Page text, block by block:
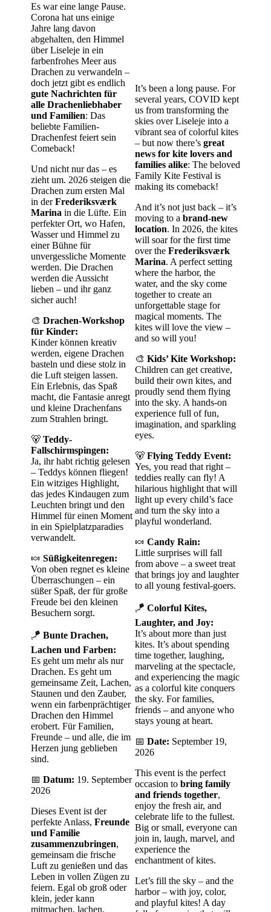
Es war eine lange Pause.
Corona hat uns einige
Jahre lang davon
abgehalten, den Himmel
über Liseleje in ein
farbenfrohes Meer aus
Drachen zu verwandeln –
doch jetzt gibt es endlich
gute Nachrichten für
alle Drachenliebhaber
und Familien: Das
beliebte Familien-
Drachenfest feiert sein
Comeback!
Und nicht nur das – es
zieht um. 2026 steigen die
Drachen zum ersten Mal
in derFrederiksværk
Marina in die Lüfte. Ein
perfekter Ort, wo Hafen,
Wasser und Himmel zu
einer Bühne für
unvergessliche Momente
werden. Die Drachen
werden die Aussicht
lieben – und ihr ganz
sicher auch!
🎨 Drachen-Workshop
für Kinder:
Kinder können kreativ
werden, eigene Drachen
basteln und diese stolz in
die Luft steigen lassen.
Ein Erlebnis, das Spaß
macht, die Fantasie anregt
und kleine Drachenfans
zum Strahlen bringt.
🐻 Teddy-
Fallschirmspingen:
Ja, ihr habt richtig gelesen
– Teddys können fliegen!
Ein witziges Highlight,
das jedes Kindaugen zum
Leuchten bringt und den
Himmel für einen Moment
in ein Spielplatzparadies
verwandelt.
🍬 Süßigkeitenregen:
Von oben regnet es kleine
Überraschungen – ein
süßer Spaß, der für große
Freude bei den kleinen
Besuchern sorgt.
🪁 Bunte Drachen,
Lachen und Farben:
Es geht um mehr als nur
Drachen. Es geht um
gemeinsame Zeit, Lachen,
Staunen und den Zauber,
wenn ein farbenprächtiger
Drachen den Himmel
erobert. Für Familien,
Freunde – und alle, die im
Herzen jung geblieben
sind.
📅 Datum: 19. September
2026
Dieses Event ist der
perfekte Anlass, Freunde
und Familie
zusammenzubringen,
gemeinsam die frische
Luft zu genießen und das
Leben in vollen Zügen zu
feiern. Egal ob groß oder
klein, jeder kann
mitmachen, lachen,
It’s been a long pause. For
several years, COVID kept
us from transforming the
skies over Liseleje into a
vibrant sea of colorful kites
– but now there’s great
news for kite lovers and
families alike: The beloved
Family Kite Festival is
making its comeback!
And it’s not just back – it’s
moving to a brand-new
location. In 2026, the kites
will soar for the first time
over the Frederiksværk
Marina. A perfect setting
where the harbor, the
water, and the sky come
together to create an
unforgettable stage for
magical moments. The
kites will love the view –
and so will you!
🎨 Kids’ Kite Workshop:
Children can get creative,
build their own kites, and
proudly send them flying
into the sky. A hands-on
experience full of fun,
imagination, and sparkling
eyes.
🐻 Flying Teddy Event:
Yes, you read that right –
teddies really can fly! A
hilarious highlight that will
light up every child’s face
and turn the sky into a
playful wonderland.
🍬 Candy Rain:
Little surprises will fall
from above – a sweet treat
that brings joy and laughter
to all young festival-goers.
🪁 Colorful Kites,
Laughter, and Joy:
It’s about more than just
kites. It’s about spending
time together, laughing,
marveling at the spectacle,
and experiencing the magic
as a colorful kite conquers
the sky. For families,
friends – and anyone who
stays young at heart.
📅 Date: September 19,
2026
This event is the perfect
occasion to bring family
and friends together,
enjoy the fresh air, and
celebrate life to the fullest.
Big or small, everyone can
join in, laugh, marvel, and
experience the
enchantment of kites.
Let’s fill the sky – and the
harbor – with joy, color,
and playful kites! A day